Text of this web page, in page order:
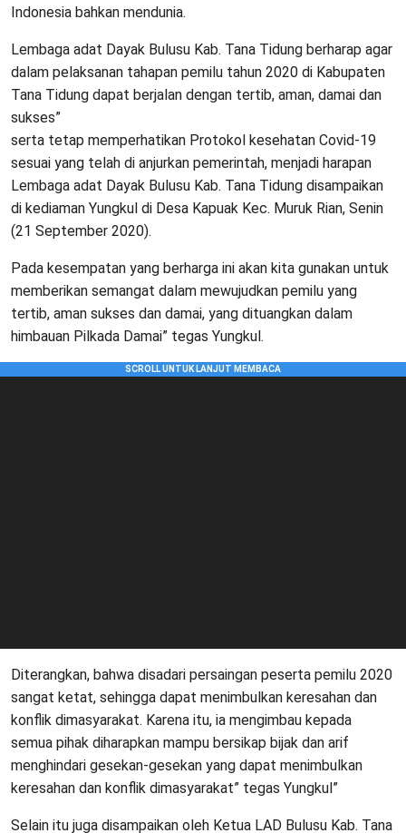
Indonesia bahkan mendunia.
Lembaga adat Dayak Bulusu Kab. Tana Tidung berharap agar
dalam pelaksanan tahapan pemilu tahun 2020 di Kabupaten
Tana Tidung dapat berjalan dengan tertib, aman, damai dan
sukses”
serta tetap memperhatikan Protokol kesehatan Covid-19
sesuai yang telah di anjurkan pemerintah, menjadi harapan
Lembaga adat Dayak Bulusu Kab. Tana Tidung disampaikan
di kediaman Yungkul di Desa Kapuak Kec. Muruk Rian, Senin
(21 September 2020).
Pada kesempatan yang berharga ini akan kita gunakan untuk
memberikan semangat dalam mewujudkan pemilu yang
tertib, aman sukses dan damai, yang dituangkan dalam
himbauan Pilkada Damai” tegas Yungkul.
Diterangkan, bahwa disadari persaingan peserta pemilu 2020
sangat ketat, sehingga dapat menimbulkan keresahan dan
konflik dimasyarakat. Karena itu, ia mengimbau kepada
semua pihak diharapkan mampu bersikap bijak dan arif
menghindari gesekan-gesekan yang dapat menimbulkan
keresahan dan konflik dimasyarakat” tegas Yungkul”
Selain itu juga disampaikan oleh Ketua LAD Bulusu Kab. Tana